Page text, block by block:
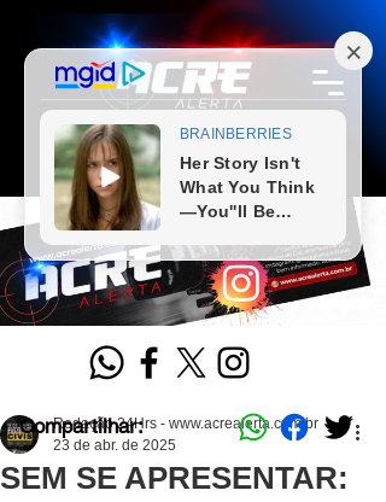
SEM SE APRESENTAR:
Redação 24Hrs - www.acrealerta.com.br
23 de abr. de 2025
Compartilhar: